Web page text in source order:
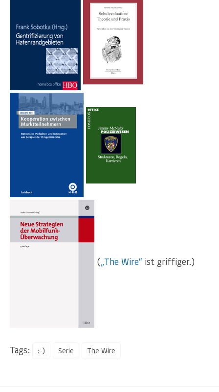
(„The Wire“ ist griffiger.)
Tags: :-) Serie The Wire